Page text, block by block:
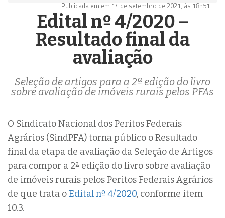
Publicada em em 14 de setembro de 2021, às 18h51
Edital nº 4/2020 –
Resultado final da
avaliação
Seleção de artigos para a 2ª edição do livro
sobre avaliação de imóveis rurais pelos PFAs
O Sindicato Nacional dos Peritos Federais
Agrários (SindPFA) torna público o Resultado
final da etapa de avaliação da Seleção de Artigos
para compor a 2ª edição do livro sobre avaliação
de imóveis rurais pelos Peritos Federais Agrários
de que trata oEdital nº 4/2020, conforme item
10.3.